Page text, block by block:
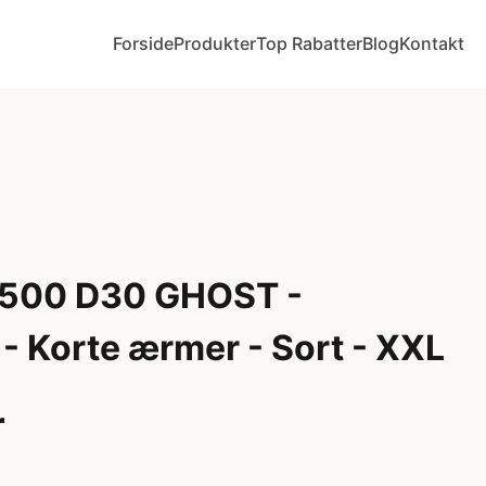
ForsideProdukterTop RabatterBlogKontakt
D30 GHOST -
- Korte ærmer - Sort - XXL